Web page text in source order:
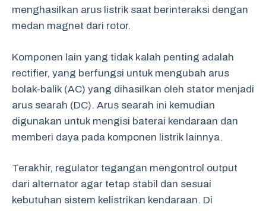
menghasilkan arus listrik saat berinteraksi dengan
medan magnet dari rotor.
Komponen lain yang tidak kalah penting adalah
rectifier, yang berfungsi untuk mengubah arus
bolak-balik (AC) yang dihasilkan oleh stator menjadi
arus searah (DC). Arus searah ini kemudian
digunakan untuk mengisi baterai kendaraan dan
memberi daya pada komponen listrik lainnya.
Terakhir, regulator tegangan mengontrol output
dari alternator agar tetap stabil dan sesuai
kebutuhan sistem kelistrikan kendaraan. Di